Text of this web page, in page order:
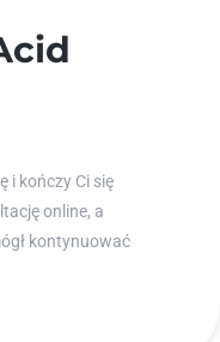
i kończy Ci się
online, a
kontynuować